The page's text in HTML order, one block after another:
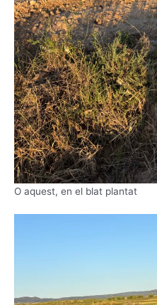
O aquest, en el blat plantat